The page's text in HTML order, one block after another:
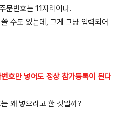
문번호는 11자리이다.
수도 있는데, 그게 그냥 입력되어
호만 넣어도 정상 참가등록이 된다
왜 넣으라고 한 것일까?